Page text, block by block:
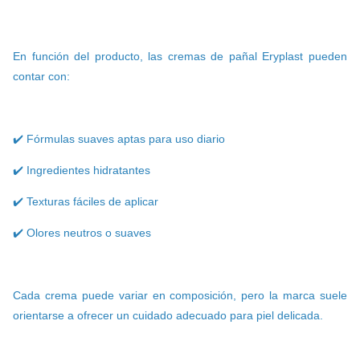
En función del producto, las cremas de pañal Eryplast pueden
contar con:
✔️ Fórmulas suaves aptas para uso diario
✔️ Ingredientes hidratantes
✔️ Texturas fáciles de aplicar
✔️ Olores neutros o suaves
Cada crema puede variar en composición, pero la marca suele
orientarse a ofrecer un cuidado adecuado para piel delicada.